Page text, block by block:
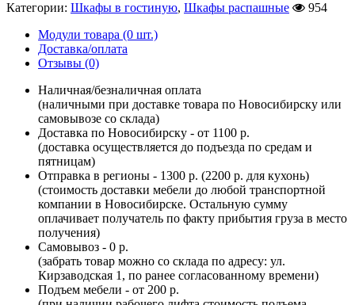
Категории: Шкафы в гостиную, Шкафы распашные
954
Модули товара (0 шт.)
Доставка/оплата
Отзывы (0)
Наличная/безналичная оплата
(наличными при доставке товара по Новосибирску или
самовывозе со склада)
Доставка по Новосибирску - от 1100 р.
(доставка осуществляется до подъезда по средам и
пятницам)
Отправка в регионы - 1300 р. (2200 р. для кухонь)
(стоимость доставки мебели до любой транспортной
компании в Новосибирске. Остальную сумму
оплачивает получатель по факту прибытия груза в место
получения)
Самовывоз - 0 р.
(забрать товар можно со склада по адресу: ул.
Кирзаводская 1, по ранее согласованному времени)
Подъем мебели - от 200 р.